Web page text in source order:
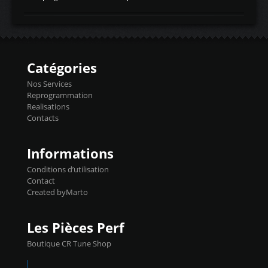
d'admissiontemp ex. pour atmo -30- 80°C
temperaturetemperature ldr moteurtemp
Injecteurs + Flashpro 1370€ TTC Le
précise et performante. Vous pourrez
basculer de la carto sans plomb à Ethanol à
l'aide du flashpro OPTION ECONOMIQUES
Reprog SP 98 sur le calculateur d'origine
450€ TTC Un gain d'environ 10cv et 15nm
Catégories
Nos Services
Reprogrammation
Realisations
Contacts
Informations
Conditions d’utilisation
Contact
Created byMarto
Les Pièces Perf
Boutique CR Tune Shop